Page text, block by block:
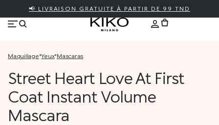
📢 LIVRAISON GRATUITE À PARTIR DE 99 TND
maquillage* yeux* mascaras
Street Heart Love At First
Coat Instant Volume
Mascara